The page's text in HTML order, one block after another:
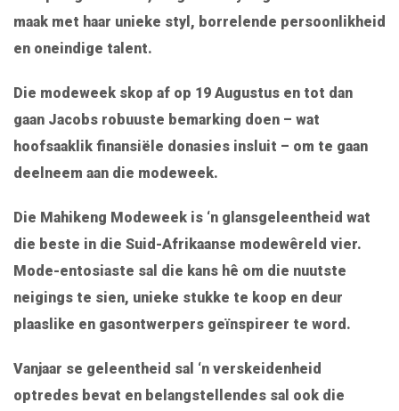
maak met haar unieke styl, borrelende persoonlikheid
en oneindige talent.
Die modeweek skop af op 19 Augustus en tot dan
gaan Jacobs robuuste bemarking doen – wat
hoofsaaklik finansiële donasies insluit – om te gaan
deelneem aan die modeweek.
Die Mahikeng Modeweek is ‘n glansgeleentheid wat
die beste in die Suid-Afrikaanse modewêreld vier.
Mode-entosiaste sal die kans hê om die nuutste
neigings te sien, unieke stukke te koop en deur
plaaslike en gasontwerpers geïnspireer te word.
Vanjaar se geleentheid sal ‘n verskeidenheid
optredes bevat en belangstellendes sal ook die